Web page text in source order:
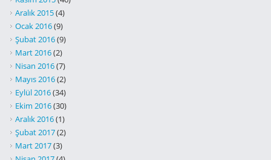
Aralık 2015(4)
Ocak 2016(9)
Şubat 2016(9)
Mart 2016(2)
Nisan 2016(7)
Mayıs 2016(2)
Eylül 2016(34)
Ekim 2016(30)
Aralık 2016(1)
Şubat 2017(2)
Mart 2017(3)